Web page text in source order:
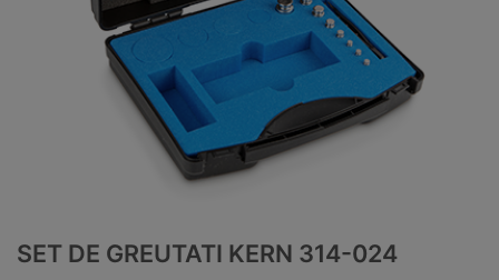
SET DE GREUTATI KERN 314-024